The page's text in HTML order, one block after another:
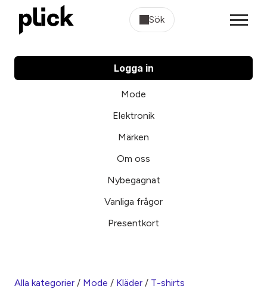
Sök
Logga in
Mode
Elektronik
Märken
Om oss
Nybegagnat
Vanliga frågor
Presentkort
Alla kategorier / Mode / Kläder / T-shirts